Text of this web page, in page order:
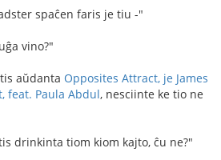
spaĉen faris je tiu -"
vino?"
aŭdanta Opposites Attract, je James
feat. Paula Abdul, nesciinte ke tio ne
drinkinta tiom kiom kajto, ĉu ne?"